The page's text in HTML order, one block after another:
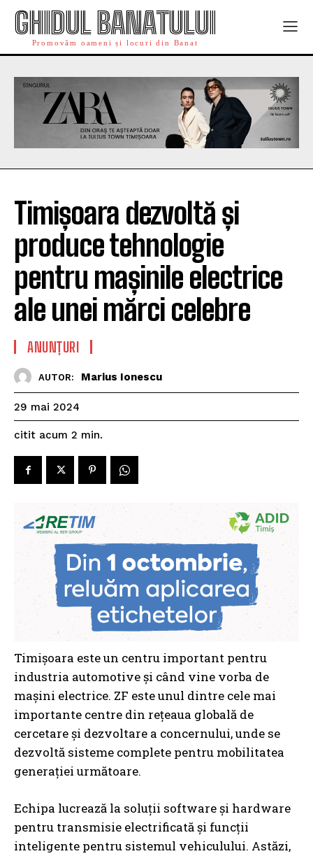
GHIDUL BANATULUI
Promovăm oameni și locuri din Banat
Timișoara dezvoltă și
produce tehnologie
pentru mașinile electrice
ale unei mărci celebre
ANUNȚURI
AUTOR: Marius Ionescu
29 mai 2024
citit acum 2 min.
Timișoara este un centru important pentru
industria automotive și când vine vorba de
mașini electrice. ZF este unul dintre cele mai
importante centre din rețeaua globală de
cercetare și dezvoltare a concernului, unde se
dezvoltă sisteme complete pentru mobilitatea
generației următoare.
Echipa lucrează la soluții software și hardware
pentru transmisie electrificată și funcții
inteligente pentru sistemul vehiculului. Astăzi,